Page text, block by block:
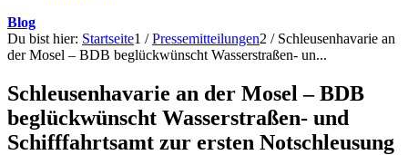
Blog
Du bist hier: Startseite1 / Pressemitteilungen2 / Schleusenhavarie an
der Mosel – BDB beglückwünscht Wasserstraßen- un...
Schleusenhavarie an der Mosel – BDB
beglückwünscht Wasserstraßen- und
Schifffahrtsamt zur ersten Notschleusung